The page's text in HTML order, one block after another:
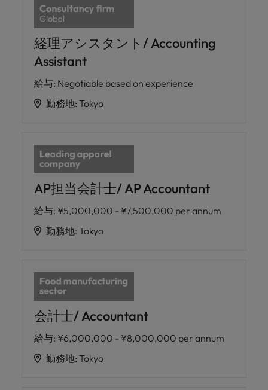
経理アシスタント/ Accounting
Assistant
給与: Negotiable based on experience
勤務地: Tokyo
AP担当会計士/ AP Accountant
給与: ¥5,000,000 - ¥7,500,000 per annum
勤務地: Tokyo
会計士/ Accountant
給与: ¥6,000,000 - ¥8,000,000 per annum
勤務地: Tokyo